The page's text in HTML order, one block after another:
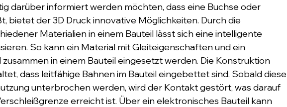
darüber informiert werden möchten, dass eine Buchse oder
bietet der 3D Druck innovative Möglichkeiten. Durch die
Materialien in einem Bauteil lässt sich eine intelligente
So kann ein Material mit Gleiteigenschaften und ein
in einem Bauteil eingesetzt werden. Die Konstruktion
dass leitfähige Bahnen im Bauteil eingebettet sind. Sobald diese
unterbrochen werden, wird der Kontakt gestört, was darauf
erreicht ist. Über ein elektronisches Bauteil kann